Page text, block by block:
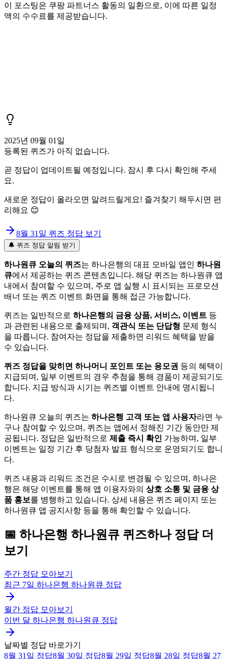
이 포스팅은 쿠팡 파트너스 활동의 일환으로, 이에 따른 일정
액의 수수료를 제공받습니다.
2025년 09월 01일
등록된 퀴즈가 아직 없습니다.
곧 정답이 업데이트될 예정입니다. 잠시 후 다시 확인해 주세
요.
새로운 정답이 올라오면 알려드릴게요! 즐겨찾기 해두시면 편
리해요 😊
8월 31일 퀴즈 정답 보기
🔔 퀴즈 정답 알림 받기
하나원큐 오늘의 퀴즈는 하나은행의 대표 모바일 앱인 하나원
큐에서 제공하는 퀴즈 콘텐츠입니다. 해당 퀴즈는 하나원큐 앱
내에서 참여할 수 있으며, 주로 앱 실행 시 표시되는 프로모션
배너 또는 퀴즈 이벤트 화면을 통해 접근 가능합니다.
퀴즈는 일반적으로 하나은행의 금융 상품, 서비스, 이벤트 등
과 관련된 내용으로 출제되며, 객관식 또는 단답형 문제 형식
을 따릅니다. 참여자는 정답을 제출하면 리워드 혜택을 받을
수 있습니다.
퀴즈 정답을 맞히면 하나머니 포인트 또는 응모권 등의 혜택이
지급되며, 일부 이벤트의 경우 추첨을 통해 경품이 제공되기도
합니다. 지급 방식과 시기는 퀴즈별 이벤트 안내에 명시됩니
다.
하나원큐 오늘의 퀴즈는 하나은행 고객 또는 앱 사용자라면 누
구나 참여할 수 있으며, 퀴즈는 앱에서 정해진 기간 동안만 제
공됩니다. 정답은 일반적으로 제출 즉시 확인 가능하며, 일부
이벤트는 일정 기간 후 당첨자 발표 형식으로 운영되기도 합니
다.
퀴즈 내용과 리워드 조건은 수시로 변경될 수 있으며, 하나은
행은 해당 이벤트를 통해 앱 이용자와의 상호 소통 및 금융 상
품 홍보를 병행하고 있습니다. 상세 내용은 퀴즈 페이지 또는
하나원큐 앱 공지사항 등을 통해 확인할 수 있습니다.
📅 하나은행 하나원큐 퀴즈하나정답 더
보기
주간 정답 모아보기
최근 7일 하나은행 하나원큐 정답
월간 정답 모아보기
이번 달 하나은행 하나원큐 정답
날짜별 정답 바로가기
8월 31일 정답8월 30일 정답8월 29일 정답8월 28일 정답8월 27